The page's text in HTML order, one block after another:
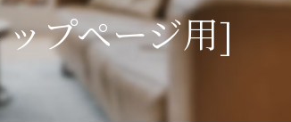
プページ用]